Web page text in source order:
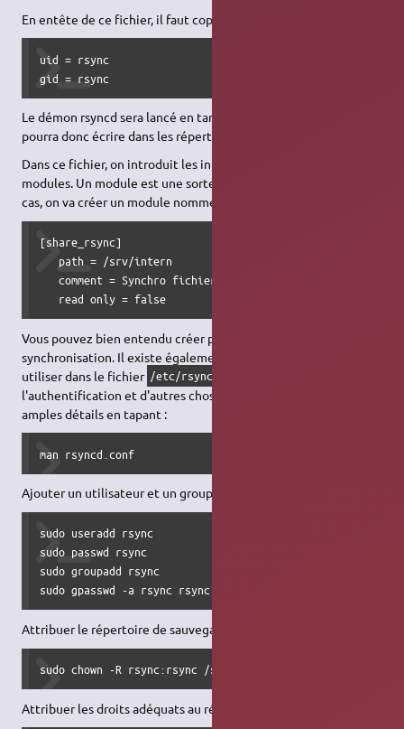
En entête de ce fichier, il faut copier les lignes suivantes :
uid = rsync
gid = rsync
Le démon rsyncd sera lancé en tant qu'utilisateur rsync, et
pourra donc écrire dans les répertoires qui lui seront attribués.
Dans ce fichier, on introduit les informations concernant les
modules. Un module est une sorte de
cas, on va créer un module nommé
[share_rsync]
   path = /srv/intern
   comment = Synchro fichiers internes
   read only = false
Vous pouvez bien entendu créer plusieurs modules de
synchronisation. Il existe également d'autres mots clés à
utiliser dans le fichier /etc/rsyncd.conf
l'authentification et d'autres choses. Vous trouverez de plus
amples détails en tapant :
man rsyncd.conf
Ajouter un utilisateur et un groupe
sudo useradd rsync
sudo passwd rsync
sudo groupadd rsync
sudo gpasswd -a rsync rsync
Attribuer le répertoire de sauvegarde à
sudo chown -R rsync:rsync /srv/intern
Attribuer les droits adéquats au répertoire de sauvegarde